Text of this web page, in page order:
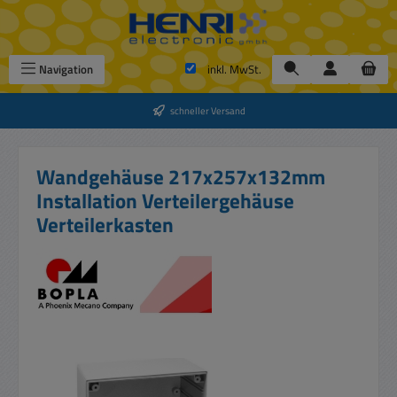
Zum Hauptinhalt springen
Navigation inkl. MwSt.
schneller Versand
Wandgehäuse 217x257x132mm
Installation Verteilergehäuse
Verteilerkasten